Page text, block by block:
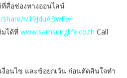
สื่อช่องทางออนไลน์
r/19JduABwFe/
ได้ที่ www.samsunglife.co.th Call
อนไข และข้อยกเว้น ก่อนตัดสินใจทำ